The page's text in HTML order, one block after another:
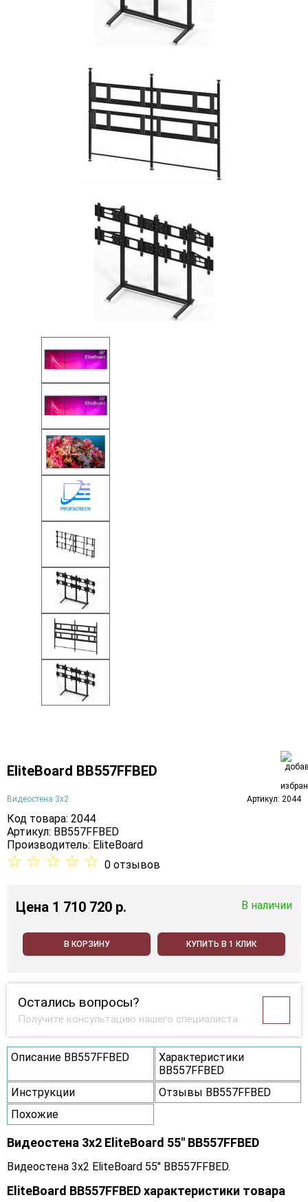
EliteBoard BB557FFBED
Видеостена 3х2 Артикул: 2044
Код товара: 2044
Артикул: BB557FFBED
Производитель: EliteBoard
☆ ☆ ☆ ☆ ☆ 0 отзывов
Цена 1 710 720 p. В наличии
В КОРЗИНУ КУПИТЬ В 1 КЛИК
Остались вопросы?
Получите консультацию нашего специалиста
Описание BB557FFBED
Характеристики
BB557FFBED
Инструкции
Отзывы BB557FFBED
Похожие
Видеостена 3x2 EliteBoard 55" BB557FFBED
Видеостена 3x2 EliteBoard 55" BB557FFBED.
EliteBoard BB557FFBED характеристики товара